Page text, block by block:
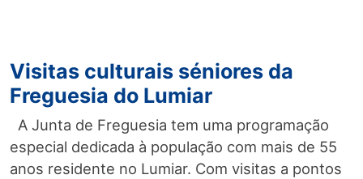
Visitas culturais séniores da
Freguesia do Lumiar
A Junta de Freguesia tem uma programação
especial dedicada à população com mais de 55
anos residente no Lumiar. Com visitas a pontos